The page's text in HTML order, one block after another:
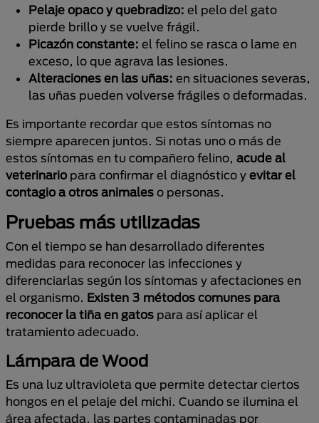
Pelaje opaco y quebradizo: el pelo del gato
pierde brillo y se vuelve frágil.
Picazón constante: el felino se rasca o lame en
exceso, lo que agrava las lesiones.
Alteraciones en las uñas: en situaciones severas,
las uñas pueden volverse frágiles o deformadas.
Es importante recordar que estos síntomas no
siempre aparecen juntos. Si notas uno o más de
estos síntomas en tu compañero felino, acude al
veterinario para confirmar el diagnóstico y evitar el
contagio a otros animales o personas.
Pruebas más utilizadas
Con el tiempo se han desarrollado diferentes
medidas para reconocer las infecciones y
diferenciarlas según los síntomas y afectaciones en
el organismo. Existen 3 métodos comunes para
reconocer la tiña en gatos para así aplicar el
tratamiento adecuado.
Lámpara de Wood
Es una luz ultravioleta que permite detectar ciertos
hongos en el pelaje del michi. Cuando se ilumina el
área afectada, las partes contaminadas por